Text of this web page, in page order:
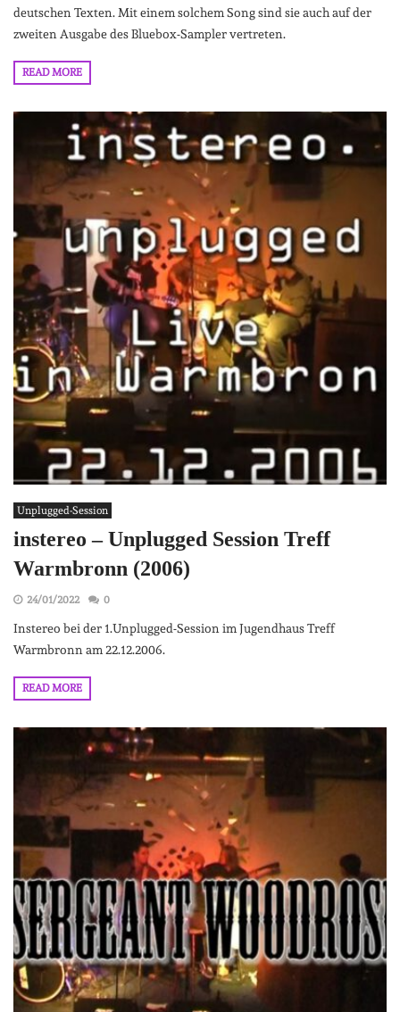
deutschen Texten. Mit einem solchem Song sind sie auch auf der
zweiten Ausgabe des Bluebox-Sampler vertreten.
READ MORE
Unplugged-Session
instereo – Unplugged Session Treff
Warmbronn (2006)
24/01/2022 0
Instereo bei der 1.Unplugged-Session im Jugendhaus Treff
Warmbronn am 22.12.2006.
READ MORE